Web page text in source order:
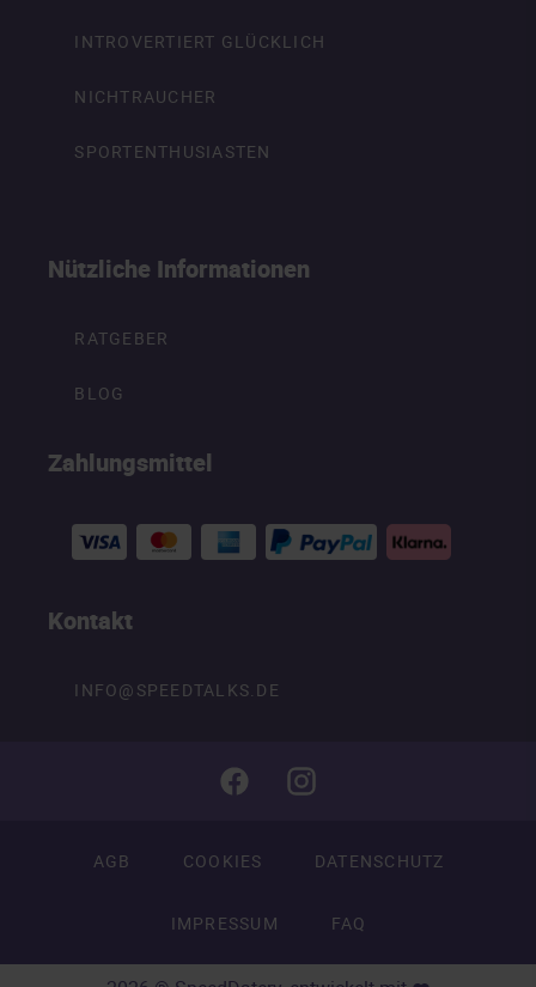
INTROVERTIERT GLÜCKLICH
NICHTRAUCHER
SPORTENTHUSIASTEN
Nützliche Informationen
RATGEBER
BLOG
Zahlungsmittel
Kontakt
INFO@SPEEDTALKS.DE
AGB COOKIES DATENSCHUTZ
IMPRESSUM FAQ